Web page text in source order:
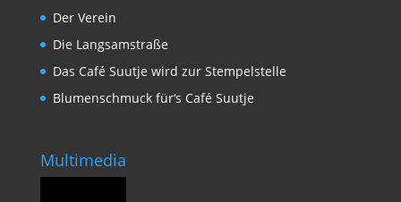
Der Verein
Die Langsamstraße
Das Café Suutje wird zur Stempelstelle
Blumenschmuck für‘s Café Suutje
Multimedia